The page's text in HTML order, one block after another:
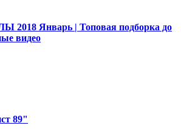
Январь | Топовая подборка до
видео
89"